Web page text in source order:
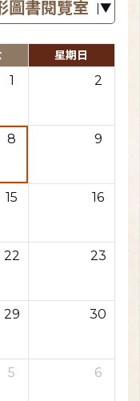
星期日
1 2
8 9
15 16
22 23
29 30
5 6